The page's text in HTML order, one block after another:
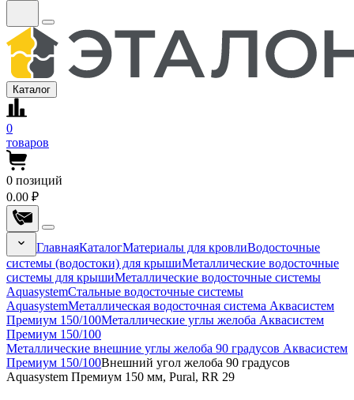
Каталог
0
товаров
0 позиций
0.00 ₽
ГлавнаяКаталогМатериалы для кровлиВодосточные
системы (водостоки) для крышиМеталлические водосточные
системы для крышиМеталлические водосточные системы
AquasystemСтальные водосточные системы
AquasystemМеталлическая водосточная система Аквасистем
Премиум 150/100Металлические углы желоба Аквасистем
Премиум 150/100
Металлические внешние углы желоба 90 градусов Аквасистем
Премиум 150/100Внешний угол желоба 90 градусов
Aquasystem Премиум 150 мм, Pural, RR 29